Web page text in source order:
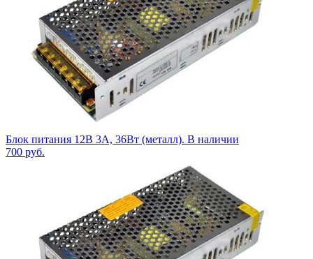
Блок питания 12В 3А, 36Вт (металл). В наличии
700 руб.